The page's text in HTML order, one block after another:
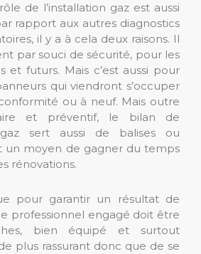
de l’installation gaz est aussi
rapport aux autres diagnostics
il y a à cela deux raisons. Il
par souci de sécurité, pour les
et futurs. Mais c’est aussi pour
qui viendront s’occuper
ou à neuf. Mais outre
et préventif, le bilan de
gaz sert aussi de balises ou
un moyen de gagner du temps
rénovations.
pour garantir un résultat de
professionnel engagé doit être
bien équipé et surtout
plus rassurant donc que de se